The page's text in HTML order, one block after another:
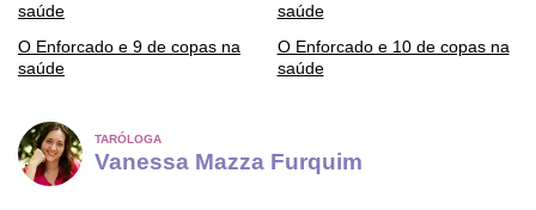
saúde
saúde
O Enforcado e 9 de copas na
saúde
O Enforcado e 10 de copas na
saúde
TARÓLOGA
Vanessa Mazza Furquim